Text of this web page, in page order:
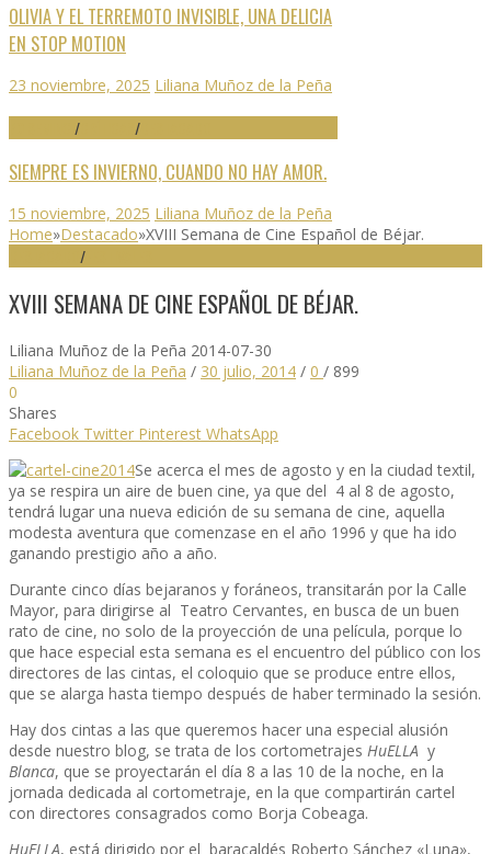
OLIVIA Y EL TERREMOTO INVISIBLE, UNA DELICIA
EN STOP MOTION
23 noviembre, 2025 Liliana Muñoz de la Peña
/ /
SIEMPRE ES INVIERNO, CUANDO NO HAY AMOR.
15 noviembre, 2025 Liliana Muñoz de la Peña
Home»Destacado»XVIII Semana de Cine Español de Béjar.
/
XVIII SEMANA DE CINE ESPAÑOL DE BÉJAR.
Liliana Muñoz de la Peña 2014-07-30
Liliana Muñoz de la Peña / 30 julio, 2014 / 0 / 899
0
Shares
Facebook Twitter Pinterest WhatsApp
Se acerca el mes de agosto y en la ciudad textil,
ya se respira un aire de buen cine, ya que del 4 al 8 de agosto,
tendrá lugar una nueva edición de su semana de cine, aquella
modesta aventura que comenzase en el año 1996 y que ha ido
ganando prestigio año a año.
Durante cinco días bejaranos y foráneos, transitarán por la Calle
Mayor, para dirigirse al Teatro Cervantes, en busca de un buen
rato de cine, no solo de la proyección de una película, porque lo
que hace especial esta semana es el encuentro del público con los
directores de las cintas, el coloquio que se produce entre ellos,
que se alarga hasta tiempo después de haber terminado la sesión.
Hay dos cintas a las que queremos hacer una especial alusión
desde nuestro blog, se trata de los cortometrajes HuELLA y
Blanca, que se proyectarán el día 8 a las 10 de la noche, en la
jornada dedicada al cortometraje, en la que compartirán cartel
con directores consagrados como Borja Cobeaga.
HuELLA, está dirigido por el baracaldés Roberto Sánchez «Luna»,